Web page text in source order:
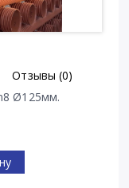
Отзывы (0)
Ø125мм.